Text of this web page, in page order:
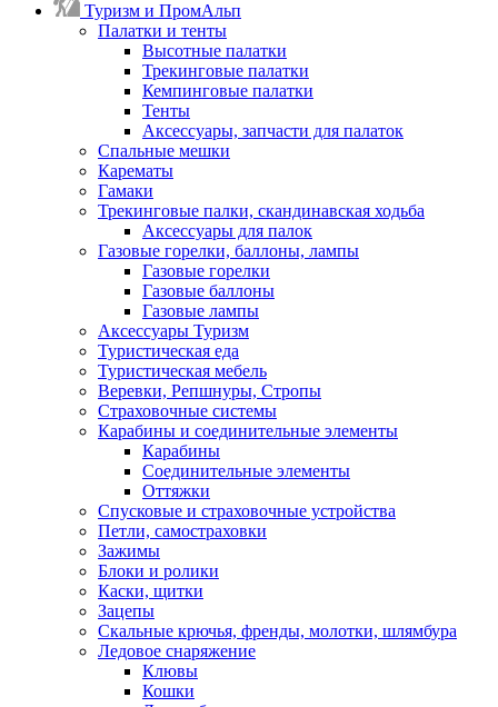
Туризм и ПромАльп
Палатки и тенты
Высотные палатки
Трекинговые палатки
Кемпинговые палатки
Тенты
Аксессуары, запчасти для палаток
Спальные мешки
Карематы
Гамаки
Трекинговые палки, скандинавская ходьба
Аксессуары для палок
Газовые горелки, баллоны, лампы
Газовые горелки
Газовые баллоны
Газовые лампы
Аксессуары Туризм
Туристическая еда
Туристическая мебель
Веревки, Репшнуры, Стропы
Страховочные системы
Карабины и соединительные элементы
Карабины
Соединительные элементы
Оттяжки
Спусковые и страховочные устройства
Петли, самостраховки
Зажимы
Блоки и ролики
Каски, щитки
Зацепы
Скальные крючья, френды, молотки, шлямбура
Ледовое снаряжение
Клювы
Кошки